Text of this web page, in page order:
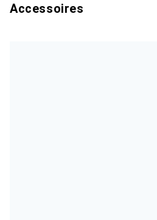
Accessoires